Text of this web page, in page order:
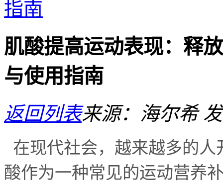
指南
肌酸提高运动表现：释
与使用指南
返回列表来源：海尔希
在现代社会，越来越多的
酸作为一种常见的运动营养